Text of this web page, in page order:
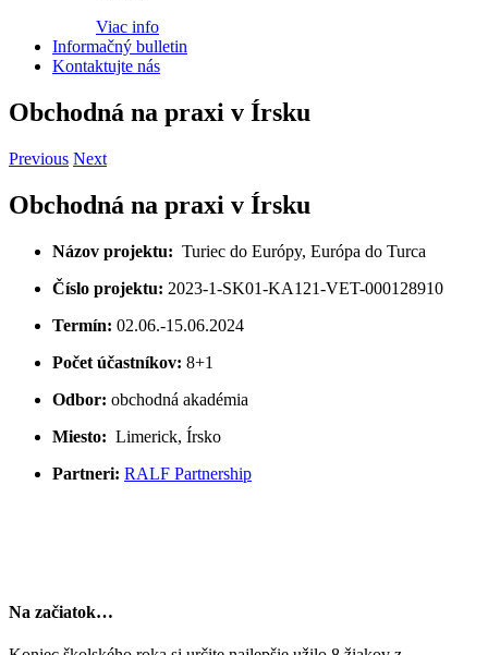
Viac info
Informačný bulletin
Kontaktujte nás
Obchodná na praxi v Írsku
Previous Next
Obchodná na praxi v Írsku
Názov projektu: Turiec do Európy, Európa do Turca
Číslo projektu: 2023-1-SK01-KA121-VET-000128910
Termín: 02.06.-15.06.2024
Počet účastníkov: 8+1
Odbor: obchodná akadémia
Miesto: Limerick, Írsko
Partneri: RALF Partnership
Na začiatok…